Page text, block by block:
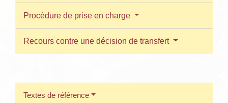
Procédure de prise en charge
Recours contre une décision de transfert
Textes de référence